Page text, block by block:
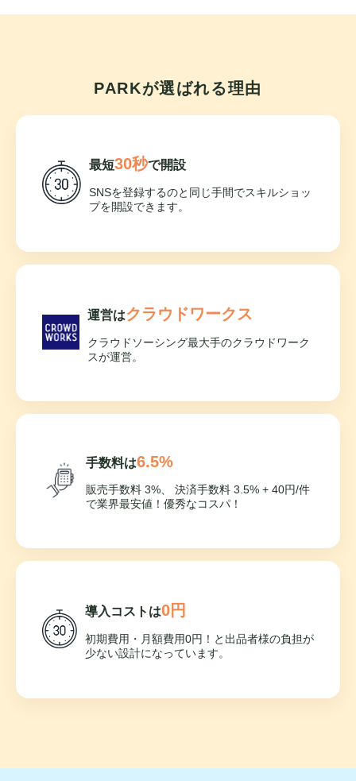
PARKが選ばれる理由
最短30秒で開設
SNSを登録するのと同じ手間でスキルショッ
プを開設できます。
運営はクラウドワークス
クラウドソーシング最大手のクラウドワーク
スが運営。
手数料は6.5%
販売手数料 3%、 決済手数料 3.5% + 40円/件
で業界最安値！優秀なコスパ！
導入コストは0円
初期費用・月額費用0円！と出品者様の負担が
少ない設計になっています。